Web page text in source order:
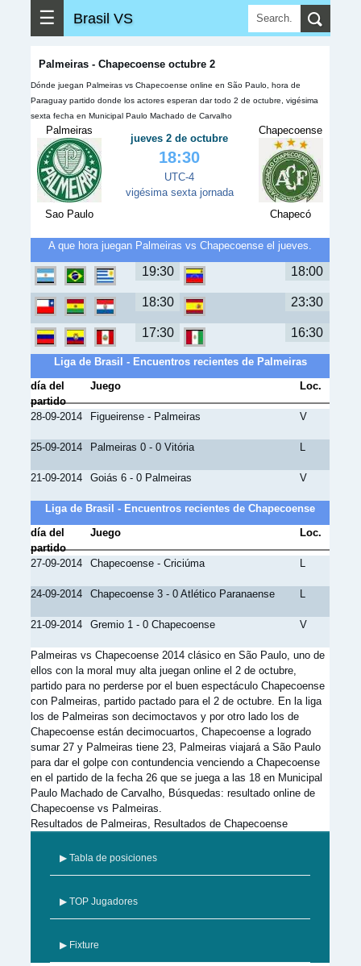
☰ Brasil VS
Palmeiras - Chapecoense octubre 2
Dónde juegan Palmeiras vs Chapecoense online en São Paulo, hora de
Paraguay partido donde los actores esperan dar todo 2 de octubre, vigésima
sexta fecha en Municipal Paulo Machado de Carvalho
Palmeiras
Sao Paulo
jueves 2 de octubre
18:30
UTC-4
vigésima sexta jornada
Chapecoense
Chapecó
A que hora juegan Palmeiras vs Chapecoense el jueves.
19:30 18:00
18:30 23:30
17:30 16:30
Liga de Brasil - Encuentros recientes de Palmeiras
día del
partido
Juego Loc.
28-09-2014 Figueirense - Palmeiras V
25-09-2014 Palmeiras 0 - 0 Vitória L
21-09-2014 Goiás 6 - 0 Palmeiras V
Liga de Brasil - Encuentros recientes de Chapecoense
día del
partido
Juego Loc.
27-09-2014 Chapecoense - Criciúma L
24-09-2014 Chapecoense 3 - 0 Atlético Paranaense L
21-09-2014 Gremio 1 - 0 Chapecoense V
Palmeiras vs Chapecoense 2014 clásico en São Paulo, uno de
ellos con la moral muy alta juegan online el 2 de octubre,
partido para no perderse por el buen espectáculo Chapecoense
con Palmeiras, partido pactado para el 2 de octubre. En la liga
los de Palmeiras son decimoctavos y por otro lado los de
Chapecoense están decimocuartos, Chapecoense a logrado
sumar 27 y Palmeiras tiene 23, Palmeiras viajará a São Paulo
para dar el golpe con contundencia venciendo a Chapecoense
en el partido de la fecha 26 que se juega a las 18 en Municipal
Paulo Machado de Carvalho, Búsquedas: resultado online de
Chapecoense vs Palmeiras.
Resultados de Palmeiras, Resultados de Chapecoense
▶ Tabla de posiciones
▶ TOP Jugadores
▶ Fixture